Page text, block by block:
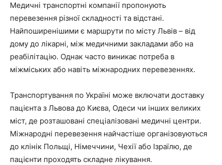
Медичні транспортні компанії пропонують
перевезення різної складності та відстані.
Найпоширенішими є маршрути по місту Львів – від
дому до лікарні, між медичними закладами або на
реабілітацію. Однак часто виникає потреба в
міжміських або навіть міжнародних перевезеннях.
Транспортування по Україні може включати доставку
пацієнта з Львова до Києва, Одеси чи інших великих
міст, де розташовані спеціалізовані медичні центри.
Міжнародні перевезення найчастіше організовуються
до клінік Польщі, Німеччини, Чехії або Ізраїлю, де
пацієнти проходять складне лікування.